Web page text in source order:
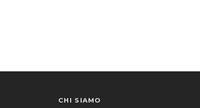
CHI SIAMO